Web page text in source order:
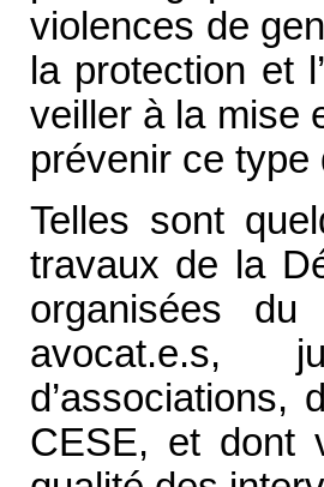
violences de
la protection et
veiller à la mise
prévenir ce type
Telles sont
travaux de la
organisées
avocat.e.s,
CESE, et dont